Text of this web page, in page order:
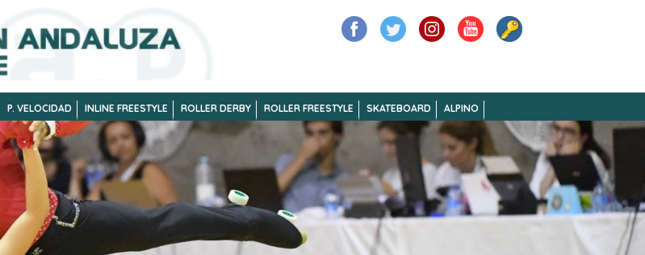
P. VELOCIDAD INLINE FREESTYLE ROLLER DERBY ROLLER FREESTYLE SKATEBOARD ALPINO